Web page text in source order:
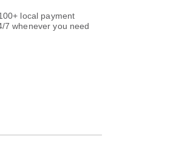
local payment
whenever you need